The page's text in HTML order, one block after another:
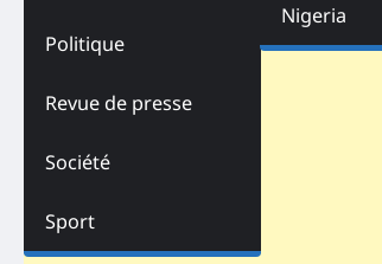
Politique
Revue de presse
Société
Sport
Nigeria